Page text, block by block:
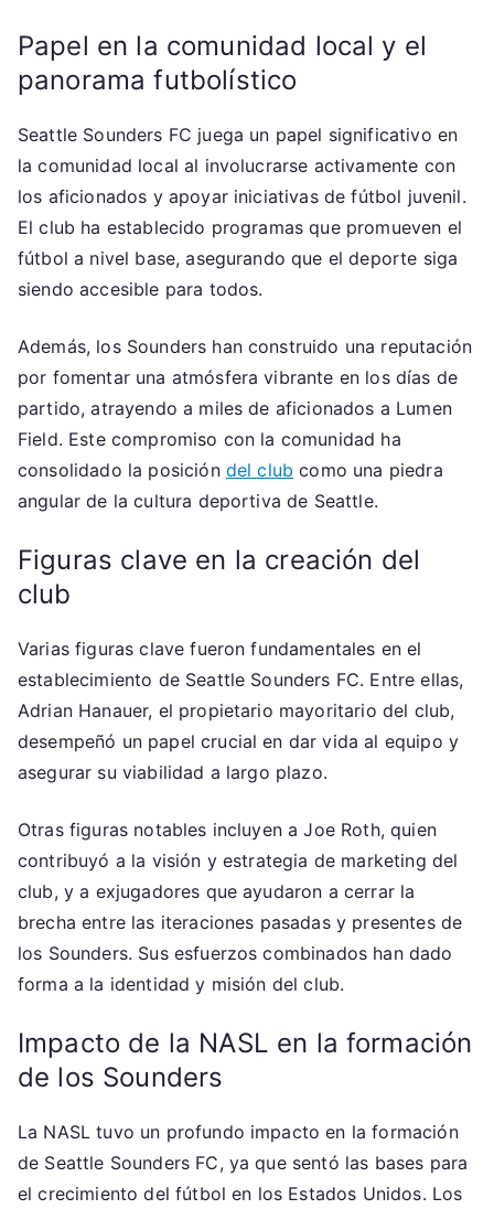
Papel en la comunidad local y el
panorama futbolístico
Seattle Sounders FC juega un papel significativo en
la comunidad local al involucrarse activamente con
los aficionados y apoyar iniciativas de fútbol juvenil.
El club ha establecido programas que promueven el
fútbol a nivel base, asegurando que el deporte siga
siendo accesible para todos.
Además, los Sounders han construido una reputación
por fomentar una atmósfera vibrante en los días de
partido, atrayendo a miles de aficionados a Lumen
Field. Este compromiso con la comunidad ha
consolidado la posición del club como una piedra
angular de la cultura deportiva de Seattle.
Figuras clave en la creación del
club
Varias figuras clave fueron fundamentales en el
establecimiento de Seattle Sounders FC. Entre ellas,
Adrian Hanauer, el propietario mayoritario del club,
desempeñó un papel crucial en dar vida al equipo y
asegurar su viabilidad a largo plazo.
Otras figuras notables incluyen a Joe Roth, quien
contribuyó a la visión y estrategia de marketing del
club, y a exjugadores que ayudaron a cerrar la
brecha entre las iteraciones pasadas y presentes de
los Sounders. Sus esfuerzos combinados han dado
forma a la identidad y misión del club.
Impacto de la NASL en la formación
de los Sounders
La NASL tuvo un profundo impacto en la formación
de Seattle Sounders FC, ya que sentó las bases para
el crecimiento del fútbol en los Estados Unidos. Los